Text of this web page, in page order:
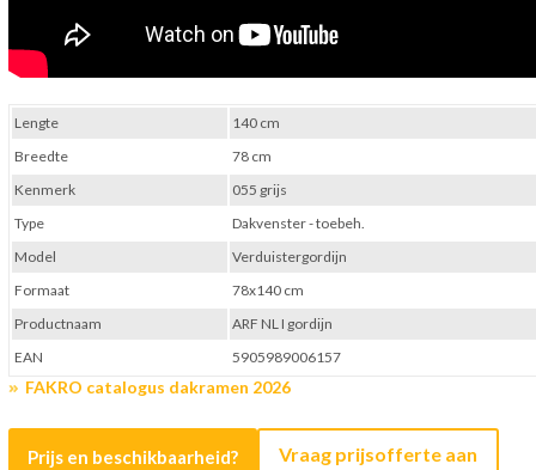
FAKRO catalogus dakramen 2026
Prijs en beschikbaarheid?
Vraag prijsofferte aan
Lengte
140 cm
Breedte
78 cm
Kenmerk
055 grijs
Type
Dakvenster - toebeh.
Model
Verduistergordijn
Formaat
78x140 cm
Productnaam
ARF NL I gordijn
EAN
5905989006157